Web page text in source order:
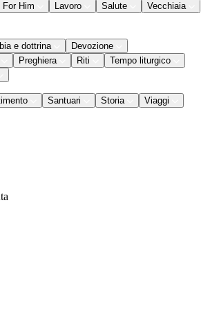
For Him
Lavoro Salute
Vecchiaia
e dottrina
Devozione
Preghiera Riti
Tempo liturgico
Santuari Storia Viaggi